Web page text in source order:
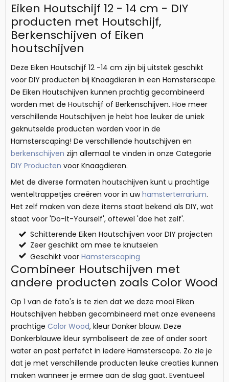
Eiken Houtschijf 12 - 14 cm - DIY
producten met Houtschijf,
Berkenschijven of Eiken
houtschijven
Deze Eiken Houtschijf 12 -14 cm zijn bij uitstek geschikt
voor DIY producten bij Knaagdieren in een Hamsterscape.
De Eiken Houtschijven kunnen prachtig gecombineerd
worden met de Houtschijf of Berkenschijven. Hoe meer
verschillende Houtschijven je hebt hoe leuker de uniek
geknutselde producten worden voor in de
Hamsterscaping! De verschillende houtschijven en
berkenschijven zijn allemaal te vinden in onze Categorie
DIY Producten voor Knaagdieren.
Met de diverse formaten houtschijven kunt u prachtige
wenteltrappetjes creëren voor in uwhamsterterrarium.
Het zelf maken van deze items staat bekend als DIY, wat
staat voor 'Do-It-Yourself', oftewel 'doe het zelf'.
Schitterende Eiken Houtschijven voor DIY projecten
Zeer geschikt om mee te knutselen
Geschikt voor Hamsterscaping
Combineer Houtschijven met
andere producten zoals Color Wood
Op 1 van de foto's is te zien dat we deze mooi Eiken
Houtschijven hebben gecombineerd met onze eveneens
prachtige Color Wood, kleur Donker blauw. Deze
Donkerblauwe kleur symboliseert de zee of ander soort
water en past perfefct in iedere Hamsterscape. Zo zie je
dat je met verschillende producten leuke creaties kunnen
maken wanneer je ermee aan de slag gaat. Eventueel